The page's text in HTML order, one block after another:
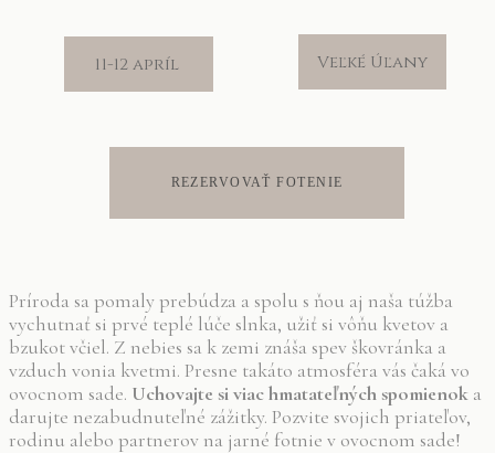
Veľké Úľany
11-12 apríl
REZERVOVAŤ FOTENIE
Príroda sa pomaly prebúdza a spolu s ňou aj naša túžba
vychutnať si prvé teplé lúče slnka, užiť si vôňu kvetov a
bzukot včiel. Z nebies sa k zemi znáša spev škovránka a
vzduch vonia kvetmi. Presne takáto atmosféra vás čaká vo
ovocnom sade. Uchovajte si viac hmatateľných spomienok a
darujte nezabudnuteľné zážitky. Pozvite svojich priateľov,
rodinu alebo partnerov na jarné fotnie v ovocnom sade!